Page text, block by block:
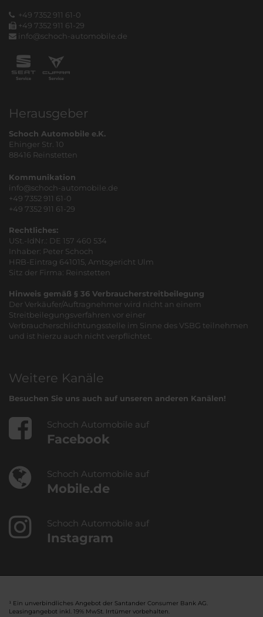
+49 7352 911 61-0
+49 7352 911 61-29
info@schoch-automobile.de
Herausgeber
Schoch Automobile e.K.
Ehinger Str. 10
88416 Reinstetten
Kommunikation
info@schoch-automobile.de
+49 7352 911 61-0
+49 7352 911 61-29
Rechtliches:
USt.-IdNr.: DE 157 460 534
Inhaber: Peter Schoch
HRB-Eintrag 641015, Amtsgericht Ulm
Sitz der Firma: Reinstetten
Hinweis gemäß § 36 Verbraucherstreitbeilegung
Der Verkäufer/Auftragnehmer wird nicht an einem
Streitbeilegungsverfahren vor einer
Verbraucherschlichtungsstelle im Sinne des VSBG teilnehmen
und ist hierzu auch nicht verpflichtet.
Weitere Kanäle
Besuchen Sie uns auch auf unseren anderen Kanälen!
Schoch Automobile auf
Facebook
Schoch Automobile auf
Mobile.de
Schoch Automobile auf
Instagram
¹ Ein unverbindliches Angebot der Santander Consumer Bank AG.
Leasingangebot inkl. 19% MwSt. Irrtümer vorbehalten.